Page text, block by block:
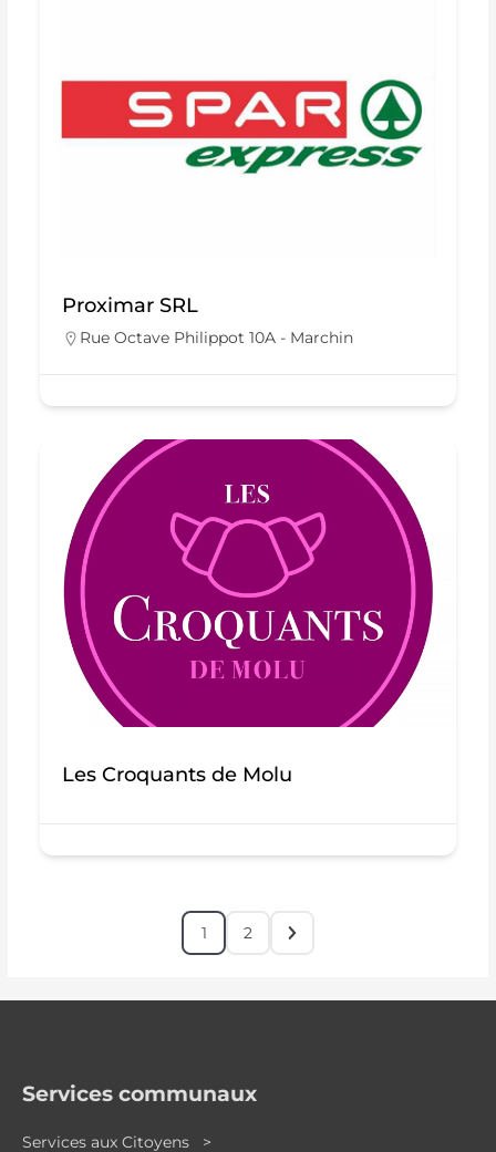
Proximar SRL
Rue Octave Philippot 10A - Marchin
Les Croquants de Molu
1 2
Services communaux
Services aux Citoyens >